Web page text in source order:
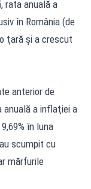
rata anuală a
în România (de
ţară şi a crescut
anterior de
anuală a inflaţieia
în luna
scumpit cu
mărfurile